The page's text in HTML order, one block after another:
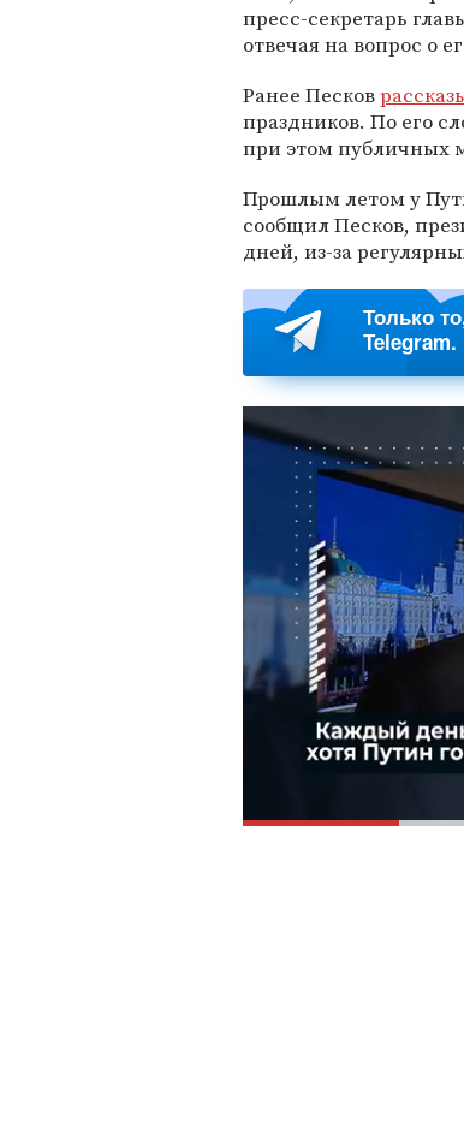
пресс-секретарь
отвечая на вопрос о
Ранее Песков
праздников. По его
при этом публичных
Прошлым летом у
сообщил Песков,
дней, из-за
Только